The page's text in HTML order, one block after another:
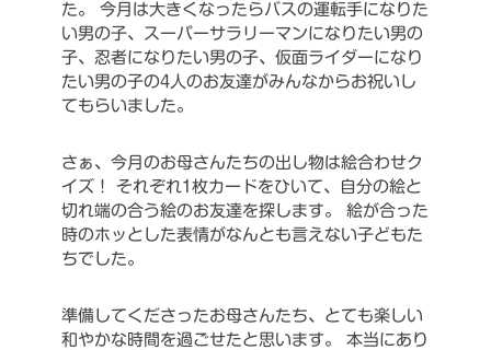
た。
今月は大きくなったらバスの運転手になりた
い男の子、スーパーサラリーマンになりたい男の
子、忍者になりたい男の子、仮面ライダーになり
たい男の子の4人のお友達がみんなからお祝いし
てもらいました。
さぁ、今月のお母さんたちの出し物は絵合わせク
イズ！
それぞれ1枚カードをひいて、自分の絵と
切れ端の合う絵のお友達を探します。
絵が合った
時のホッとした表情がなんとも言えない子どもた
ちでした。
準備してくださったお母さんたち、とても楽しい
和やかな時間を過ごせたと思います。
本当にあり